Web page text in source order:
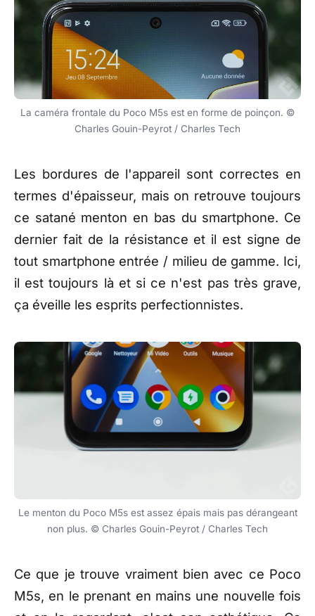
La caméra frontale du Poco M5s est en forme de poinçon. ©
Charles Gouin-Peyrot / Charles Tech
Les bordures de l'appareil sont correctes en
termes d'épaisseur, mais on retrouve toujours
ce satané menton en bas du smartphone. Ce
dernier fait de la résistance et il est signe de
tout smartphone entrée / milieu de gamme. Ici,
il est toujours là et si ce n'est pas très grave,
ça éveille les esprits perfectionnistes.
Le menton du Poco M5s est assez épais mais pas dérangeant
non plus. © Charles Gouin-Peyrot / Charles Tech
Ce que je trouve vraiment bien avec ce Poco
M5s, en le prenant en mains une nouvelle fois